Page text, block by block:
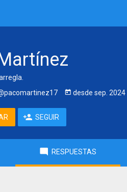
desde sep. 2024
SEGUIR
RESPUESTAS